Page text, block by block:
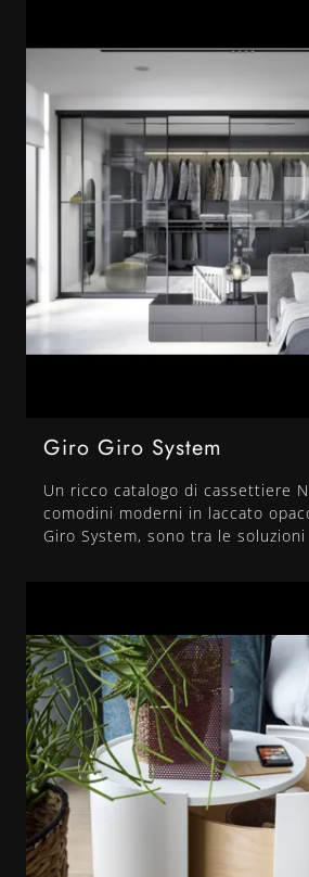
Giro Giro System
Un ricco catalogo di cassettiere
comodini moderni in laccato
Giro System, sono tra le